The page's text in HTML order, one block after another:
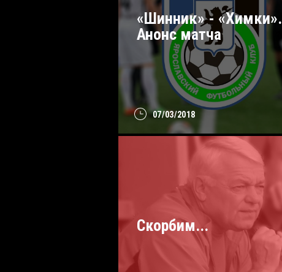
07/03/2018
«Шинник» - «Химки».
Анонс матча
Скорбим...